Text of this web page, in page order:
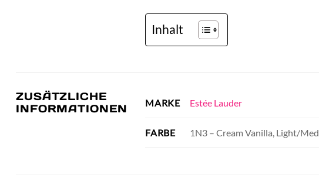
Inhalt
ZUSÄTZLICHE
INFORMATIONEN
MARKE Estée Lauder
FARBE 1N3 – Cream Vanilla, Light/